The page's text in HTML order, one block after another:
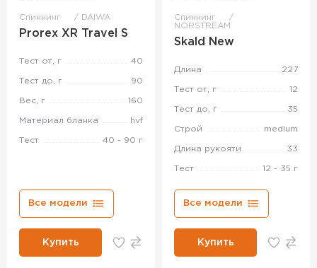
Спиннинг DAIWA
Prorex XR Travel S
Тест от, г 40
Тест до, г 90
Вес, г 160
Материал бланка hvf
Тест 40 - 90 г
Все модели
Купить
Спиннинг
NORSTREAM
Skald New
Длина 227
Тест от, г 12
Тест до, г 35
Строй medium
Длина рукояти 33
Тест 12 - 35 г
Все модели
Купить